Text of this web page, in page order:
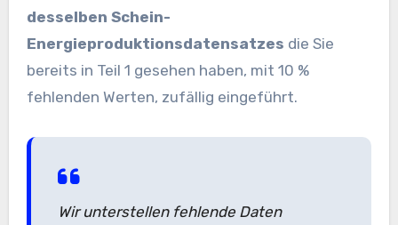
desselben Schein-
Energieproduktionsdatensatzes die Sie
bereits in Teil 1 gesehen haben, mit 10 %
fehlenden Werten, zufällig eingeführt.
Wir unterstellen fehlende Daten